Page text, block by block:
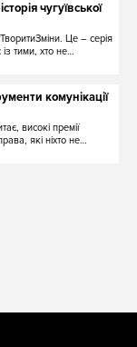
чугуївської
Це – серія
тими, хто не…
комунікації
високі премії
які ніхто не…